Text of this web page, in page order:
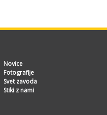
Novice
Fotografije
Svet zavoda
Stiki z nami